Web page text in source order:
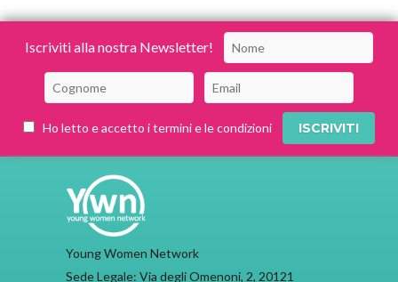
Iscriviti alla nostra Newsletter!
Ho letto e accetto i termini e le condizioni
Young Women Network
Sede Legale: Via degli Omenoni, 2, 20121